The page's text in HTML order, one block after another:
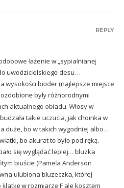
łażenie w „sypialnianej
uwodzicielskiego desu…
wysokości bioder (najlepsze miejsce
były różnorodnymi
aktualnego obiadu. Włosy w
takie uczucia, jak choinka w
duże, bo w takich wygodniej albo…
bo akurat to było pod ręką.
się wyglądać lepiej… bluzka
biuście (Pamela Anderson
ulubiona bluzeczka, której
klatkę w rozmiarze F ale kosztem
REPLY